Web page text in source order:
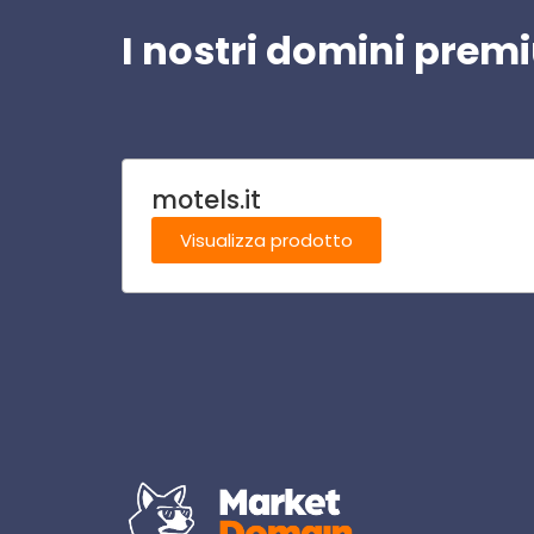
I nostri domini
motels.it
Visualizza prodotto